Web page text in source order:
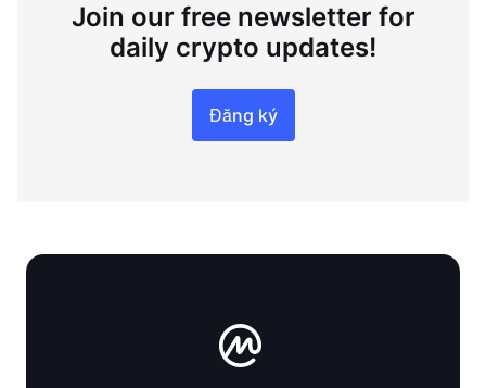
Join our free newsletter for
daily crypto updates!
Đăng ký